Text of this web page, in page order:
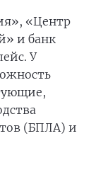
«Центр
и банк
У
(БПЛА) и